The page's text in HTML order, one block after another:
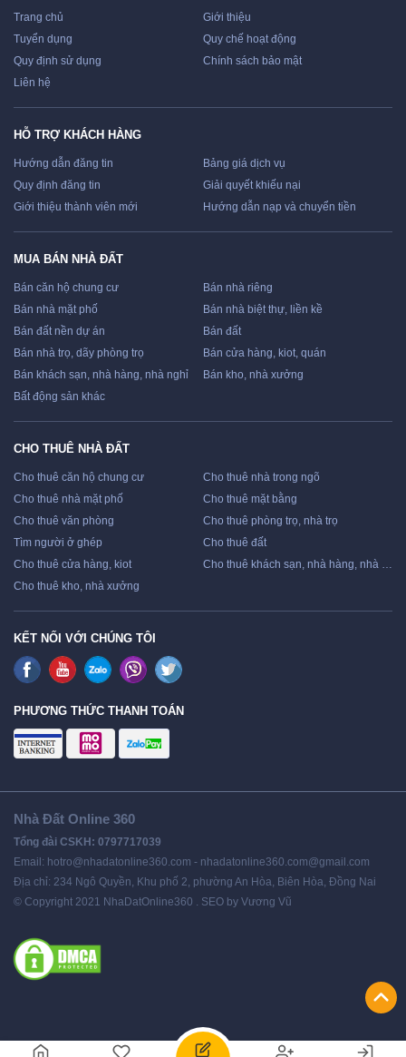
Trang chủ
Giới thiệu
Tuyển dụng
Quy chế hoạt động
Quy định sử dụng
Chính sách bảo mật
Liên hệ
HỖ TRỢ KHÁCH HÀNG
Hướng dẫn đăng tin
Bảng giá dịch vụ
Quy định đăng tin
Giải quyết khiếu nại
Giới thiệu thành viên mới
Hướng dẫn nạp và chuyển tiền
MUA BÁN NHÀ ĐẤT
Bán căn hộ chung cư
Bán nhà riêng
Bán nhà mặt phố
Bán nhà biệt thự, liền kề
Bán đất nền dự án
Bán đất
Bán nhà trọ, dãy phòng trọ
Bán cửa hàng, kiot, quán
Bán khách sạn, nhà hàng, nhà nghỉ
Bán kho, nhà xưởng
Bất động sản khác
CHO THUÊ NHÀ ĐẤT
Cho thuê căn hộ chung cư
Cho thuê nhà trong ngõ
Cho thuê nhà mặt phố
Cho thuê mặt bằng
Cho thuê văn phòng
Cho thuê phòng trọ, nhà trọ
Tìm người ở ghép
Cho thuê đất
Cho thuê cửa hàng, kiot
Cho thuê khách sạn, nhà hàng, nhà nghỉ
Cho thuê kho, nhà xưởng
KẾT NỐI VỚI CHÚNG TÔI
PHƯƠNG THỨC THANH TOÁN
Nhà Đất Online 360
Tổng đài CSKH: 0797717039
Email: hotro@nhadatonline360.com - nhadatonline360.com@gmail.com
Địa chỉ: 234 Ngô Quyền, Khu phố 2, phường An Hòa, Biên Hòa, Đồng Nai
© Copyright 2021 NhaDatOnline360 . SEO by Vương Vũ